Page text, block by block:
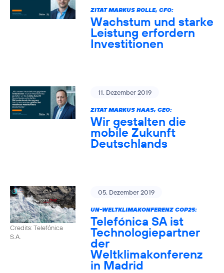
ZITAT MARKUS ROLLE, CFO:
Wachstum und starke
Leistung erfordern
Investitionen
11. Dezember 2019
ZITAT MARKUS HAAS, CEO:
Wir gestalten die
mobile Zukunft
Deutschlands
Credits: Telefónica
S.A.
05. Dezember 2019
UN-WELTKLIMAKONFERENZ COP25:
Telefónica SA ist
Technologiepartner
der
Weltklimakonferenz
in Madrid